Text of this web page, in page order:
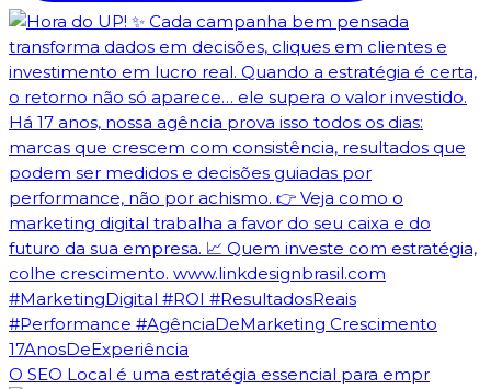
O SEO Local é uma estratégia essencial para empr